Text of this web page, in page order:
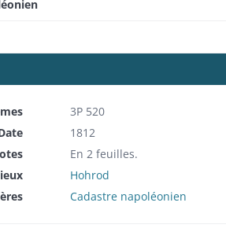
3P 520
1812
En 2 feuilles.
Hohrod
Cadastre napoléonien